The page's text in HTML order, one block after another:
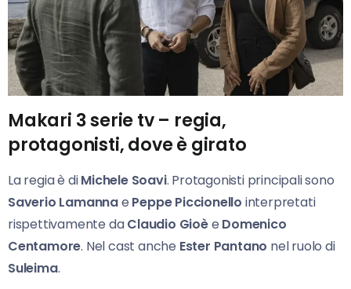
Makari 3serie tv – regia,
protagonisti, dove è girato
La regia è diMichele Soavi. Protagonisti principali sono
Saverio Lamannae Peppe Piccionello interpretati
rispettivamente daClaudio Gioèe Domenico
Centamore. Nel cast anche Ester Pantano nel ruolo di
Suleima.